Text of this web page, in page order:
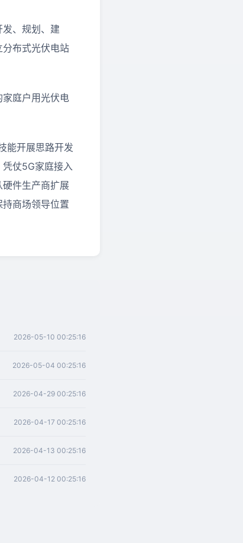
、规划、建
布式光伏电站
庭户用光伏电
能开展思路开发
仗5G家庭接入
件生产商扩展
商场领导位置
2026-05-10 00:25:16
2026-05-04 00:25:16
2026-04-29 00:25:16
2026-04-17 00:25:16
2026-04-13 00:25:16
2026-04-12 00:25:16